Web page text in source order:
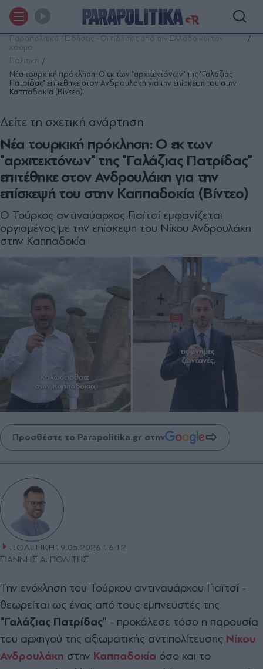
Παραπολιτικά | Ειδήσεις - Οι ειδήσεις από την Ελλάδα και τον
κόσμο
Πολιτική
Νέα τουρκική πρόκληση: Ο εκ των "αρχιτεκτόνων" της "Γαλάζιας
Πατρίδας" επιτέθηκε στον Ανδρουλάκη για την επίσκεψή του στην
Καππαδοκία (Βίντεο)
Νέα τουρκική πρόκληση: Ο εκ των
"αρχιτεκτόνων" της "Γαλάζιας Πατρίδας"
επιτέθηκε στον Ανδρουλάκη για την
επίσκεψή του στην Καππαδοκία (Βίντεο)
Δείτε τη σχετική ανάρτηση
Ο Τούρκος αντιναύαρχος Γιαϊτσί εμφανίζεται
οργισμένος με την επίσκεψη του Νίκου Ανδρουλάκη
στην Καππαδοκία
Προσθέστε το Parapolitika.gr στην
ΠΟΛΙΤΙΚΗ19.05.2026 16:12
ΓΙΑΝΝΗΣ Α. ΠΟΛΙΤΗΣ
Την ενόχληση του Τούρκου αντιναυάρχου Γιαϊτσί -
θεωρείται ως ένας από τους εμπνευστές της
"Γαλάζιας Πατρίδας" - προκάλεσε τόσο η παρουσία
του αρχηγού της αξιωματικής αντιπολίτευσης Νίκου
Ανδρουλάκη στην Καππαδοκία όσο και το